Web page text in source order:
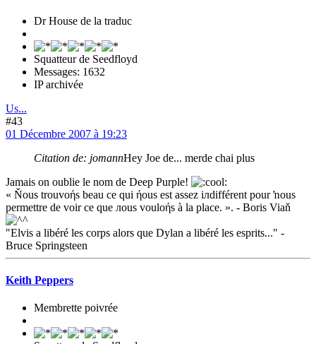
Dr House de la traduc
Squatteur de Seedfloyd
Messages: 1632
IP archivée
Us...
#43
01 Décembre 2007 à 19:23
Citation de: jomannHey Joe de... merde chai plus
Jamais on oublie le nom de Deep Purple!
« Ňous trouvoήs beau ce qui ήous est assez iлdifférent pour ŉous
permettre de voir ce que лous vouloήs à la place. ». - Boris Viaň
"Elvis a libéré les corps alors que Dylan a libéré les esprits..." -
Bruce Springsteen
Keith Peppers
Membrette poivrée